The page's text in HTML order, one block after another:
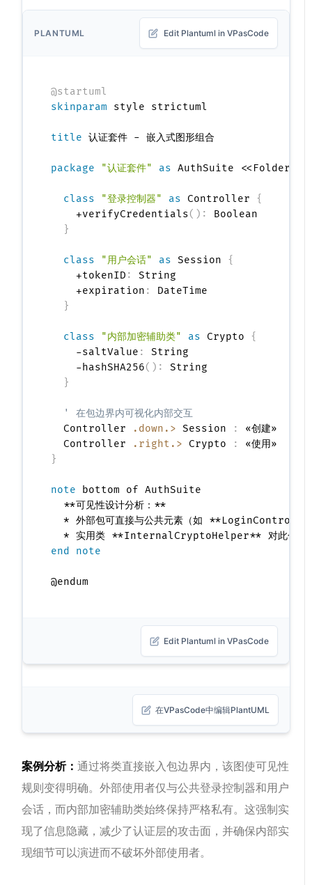
PLANTUML Edit Plantuml in VPasCode
@startuml
skinparam style strictuml
title 认证套件 - 嵌入式图形组合
package "认证套件" as AuthSuite <<Folder>>
class "登录控制器" as Controller {
    +verifyCredentials
( ) :
Boolean
}
class "用户会话" as Session {
    +tokenID
:
String
    +expiration
:
DateTime
}
class "内部加密辅助类" as Crypto {
    -saltValue
:
String
    -hashSHA256
( ) :
String
}
' 在包边界内可视化内部交互
  Controller
.down.> Session :
«创建»
  Controller
.right.> Crypto :
}
note bottom of AuthSuite
  **可见性设计分析：**
* 外部包可直接与公共元素（如
end note
Edit Plantuml in VPasCode
在VPasCode中编辑PlantUML
案例分析：通过将类直接嵌入包边界内，该图使可见性
规则变得明确。外部使用者仅与公共登录控制器和用户
会话 ，而内部加密辅助类始终保持严格私有。这强制实
现了信息隐藏，减少了认证层的攻击面，并确保内部实
现细节可以演进而不破坏外部使用者。